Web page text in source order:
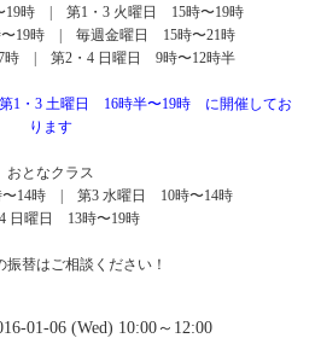
19時 | 第1・3 火曜日 15時〜19時
〜19時 | 毎週金曜日 15時〜21時
時 | 第2・4 日曜日 9時〜12時半
1・3 土曜日 16時半〜19時 に開催してお
ります
おとなクラス
〜14時 | 第3 水曜日 10時〜14時
日曜日 13時〜19時
振替はご相談ください！
01-06 (Wed) 10:00～12:00